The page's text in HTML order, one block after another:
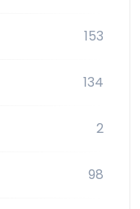
153
134
2
98